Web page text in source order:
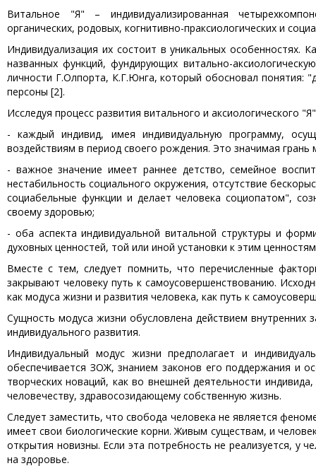
Витальное "Я" – индивидуализированная
органических, родовых, когнитивно-праксиологических и
Индивидуализация их состоит в уникальных особенностях.
названных функций, фундирующих витально-
личности Г.Олпорта, К.Г.Юнга, который обосновал понятия:
персоны [2].
Исследуя процесс развития витального и аксиологического
- каждый индивид, имея индивидуальную программу,
воздействиям в период своего рождения. Это значимая
- важное значение имеет раннее детство, семейное
нестабильность социального окружения, отсутствие
социабельные функции и делает человека социопатом",
своему здоровью;
- оба аспекта индивидуальной витальной структуры и
духовных ценностей, той или иной установки к этим
Вместе с тем, следует помнить, что перечисленные
закрывают человеку путь к самоусовершенствованию.
как модуса жизни и развития человека, как путь к
Сущность модуса жизни обусловлена действием
индивидуального развития.
Индивидуальный модус жизни предполагает и
обеспечивается ЗОЖ, знанием законов его поддержания и
творческих новаций, как во внешней деятельности
человечеству, здравосозидающему собственную жизнь.
Следует заместить, что свобода человека не является
имеет свои биологические корни. Живым существам, и
открытия новизны. Если эта потребность не реализуется,
на здоровье.